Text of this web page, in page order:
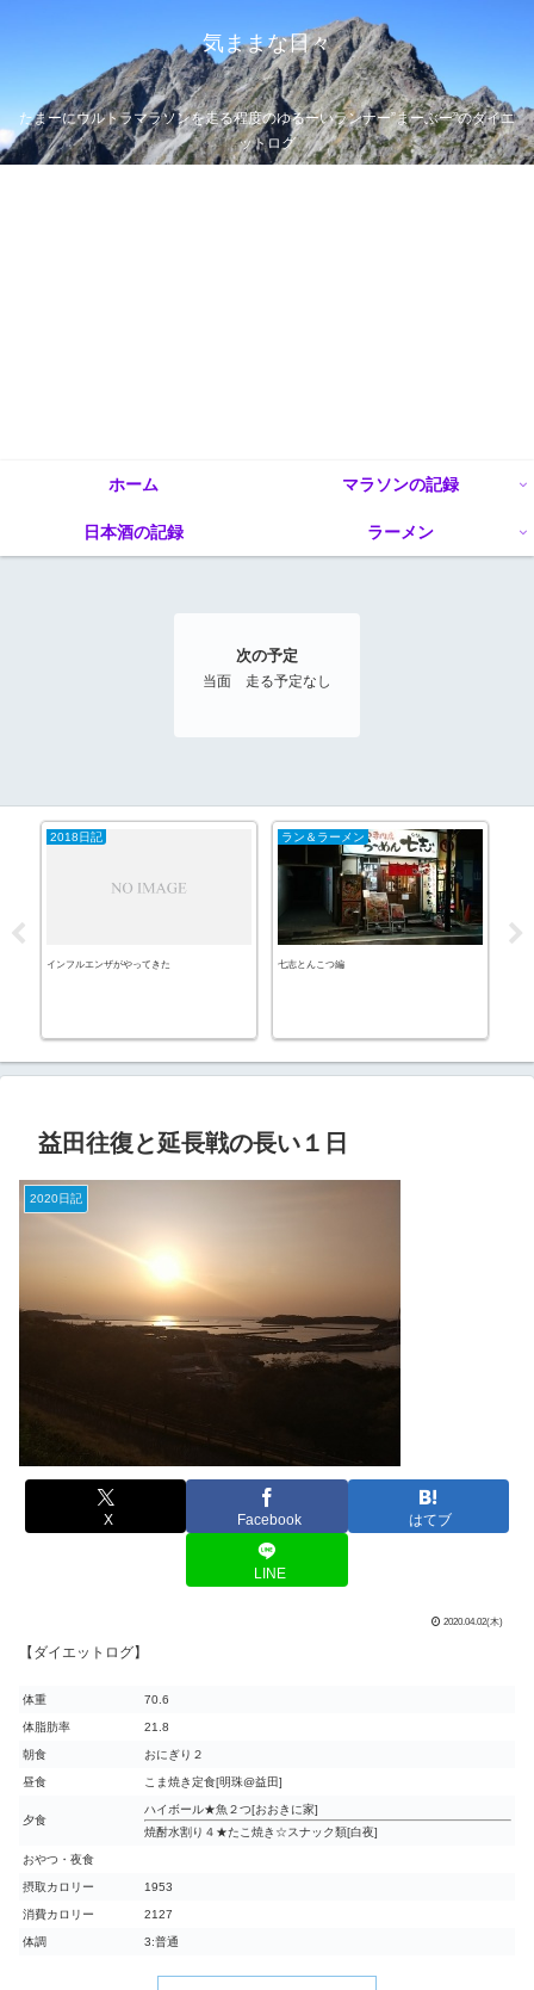
気ままな日々
たまーにウルトラマラソンを走る程度のゆるーいランナー”まーぶー”のダイエ
ットログ
ホーム マラソンの記録
日本酒の記録 ラーメン
次の予定
当面 走る予定なし
2018日記
インフルエンザがやってきた
ラン＆ラーメン
七志とんこつ編
益田往復と延長戦の長い１日
2020日記
X Facebook はてブ
LINE
2020.04.02(木)
【ダイエットログ】
体重 70.6
体脂肪率 21.8
朝食 おにぎり２
昼食 こま焼き定食[明珠@益田]
夕食
ハイボール★魚２つ[おおきに家]
焼酎水割り４★たこ焼き☆スナック類[白夜]
おやつ・夜食
摂取カロリー 1953
消費カロリー 2127
体調 3:普通